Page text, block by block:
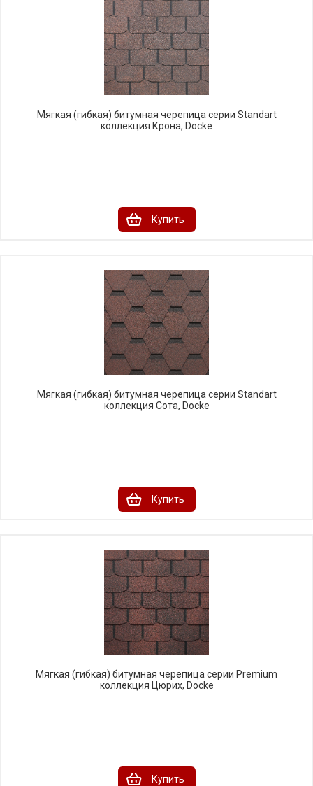
Мягкая (гибкая) битумная черепица серии Standart
коллекция Крона, Docke
Купить
Мягкая (гибкая) битумная черепица серии Standart
коллекция Сота, Docke
Купить
Мягкая (гибкая) битумная черепица серии Premium
коллекция Цюрих, Docke
Купить